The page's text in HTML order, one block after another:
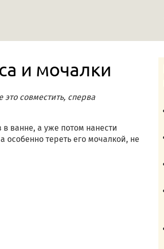
и мочалки
совместить, сперва
ванне, а уже потом нанести
особенно тереть его мочалкой, не